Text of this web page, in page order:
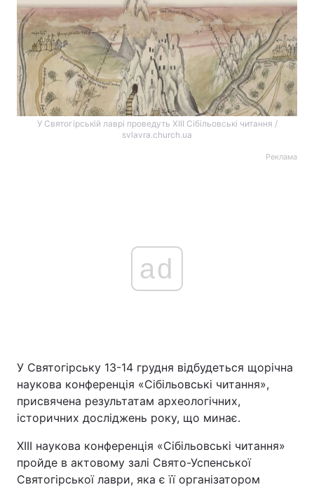
У Святогірській лаврі проведуть XIII Сібільовські читання /
svlavra.church.ua
Реклама
ad
У Святогірську 13-14 грудня відбудеться щорічна
наукова конференція «Сібільовські читання»,
присвячена результатам археологічних,
історичних досліджень року, що минає.
XIII наукова конференція «Сібільовські читання»
пройде в актовому залі Свято-Успенської
Святогірської лаври, яка є її організатором